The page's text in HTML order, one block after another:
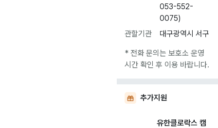
053-552-
0075)
관할기관
대구광역시 서구
* 전화 문의는 보호소 운영
시간 확인 후 이용 바랍니다.
추가지원
유한클로락스 캠